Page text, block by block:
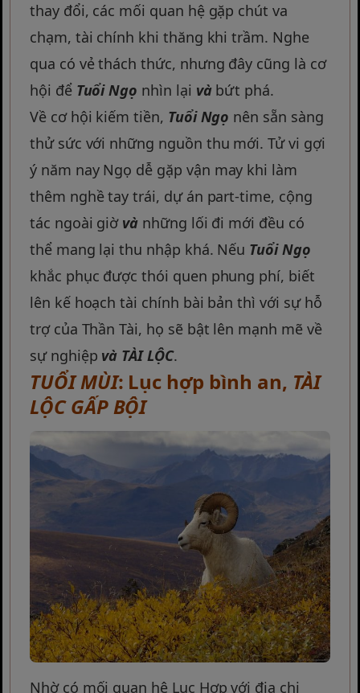
thay đổi, các mối quan hệ gặp chút va
chạm, tài chính khi thăng khi trầm. Nghe
qua có vẻ thách thức, nhưng đây cũng là cơ
hội để Tuổi Ngọ nhìn lại vàbứt phá.
Về cơ hội kiếm tiền, Tuổi Ngọ nên sẵn sàng
thử sức với những nguồn thu mới. Tử vi gợi
ý năm nay Ngọ dễ gặp vận may khi làm
thêm nghề tay trái, dự án part-time, cộng
tác ngoài giờ và những lối đi mới đều có
thể mang lại thu nhập khá. Nếu Tuổi Ngọ
khắc phục được thói quen phung phí, biết
lên kế hoạch tài chính bài bản thì với sự hỗ
trợ của Thần Tài, họ sẽ bật lên mạnh mẽ về
sự nghiệp và TÀI LỘC.
TUỔI MÙI: Lục hợp bình an, TÀI
LỘC GẤP BỘI
Nhờ có mối quan hệ Lục Hợp với địa chi